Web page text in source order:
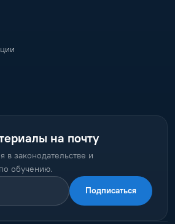
на почту
в законодательстве и
обучению.
Подписаться